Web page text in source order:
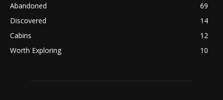
Abandoned
69
Discovered
14
Cabins
12
Worth Exploring
10